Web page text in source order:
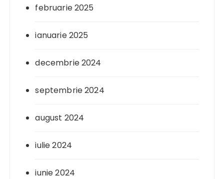
februarie 2025
ianuarie 2025
decembrie 2024
septembrie 2024
august 2024
iulie 2024
iunie 2024